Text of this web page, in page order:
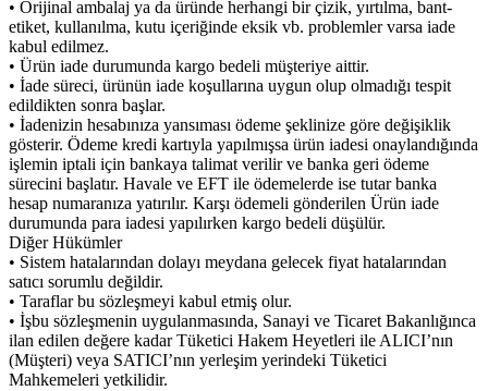
• Orijinal ambalaj ya da üründe herhangi bir çizik, yırtılma, bant-
etiket, kullanılma, kutu içeriğinde eksik vb. problemler varsa iade
kabul edilmez.
• Ürün iade durumunda kargo bedeli müşteriye aittir.
• İade süreci, ürünün iade koşullarına uygun olup olmadığı tespit
edildikten sonra başlar.
• İadenizin hesabınıza yansıması ödeme şeklinize göre değişiklik
gösterir. Ödeme kredi kartıyla yapılmışsa ürün iadesi onaylandığında
işlemin iptali için bankaya talimat verilir ve banka geri ödeme
sürecini başlatır. Havale ve EFT ile ödemelerde ise tutar banka
hesap numaranıza yatırılır. Karşı ödemeli gönderilen Ürün iade
durumunda para iadesi yapılırken kargo bedeli düşülür.
Diğer Hükümler
• Sistem hatalarından dolayı meydana gelecek fiyat hatalarından
satıcı sorumlu değildir.
• Taraflar bu sözleşmeyi kabul etmiş olur.
• İşbu sözleşmenin uygulanmasında, Sanayi ve Ticaret Bakanlığınca
ilan edilen değere kadar Tüketici Hakem Heyetleri ile ALICI’nın
(Müşteri) veya SATICI’nın yerleşim yerindeki Tüketici
Mahkemeleri yetkilidir.